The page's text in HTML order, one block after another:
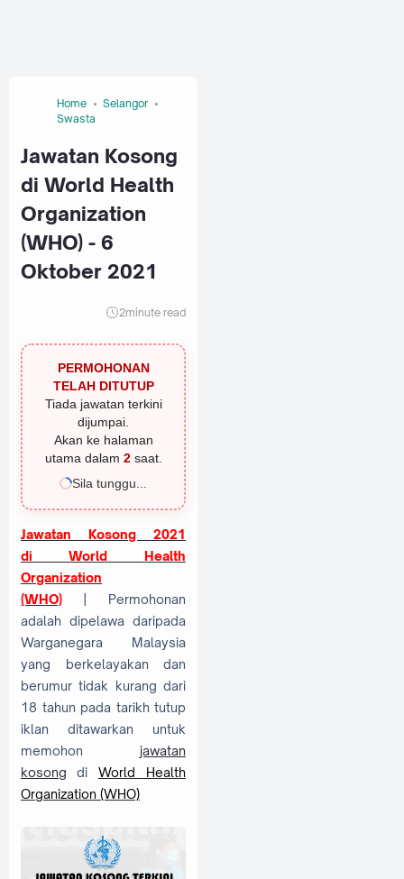
Home
Selangor
Swasta
Jawatan Kosong
di World Health
Organization
(WHO) - 6
Oktober 2021
2minute read
PERMOHONAN
TELAH DITUTUP
Tiada jawatan terkini
dijumpai.
Akan ke halaman
utama dalam 1saat.
Sila tunggu...
Jawatan Kosong 2021
di World Health
Organization
(WHO)
| Permohonan
adalah dipelawa daripada
Warganegara Malaysia
yang berkelayakan dan
berumur tidak kurang dari
18 tahun pada tarikh tutup
iklan ditawarkan untuk
memohon jawatan
kosong di World Health
Organization (WHO)